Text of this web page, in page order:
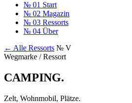
№ 01 Start
№ 02 Magazin
№ 03 Ressorts
№ 04 Über
← Alle Ressorts № V
Wegmarke / Ressort
CAMPING.
Zelt, Wohnmobil, Plätze.